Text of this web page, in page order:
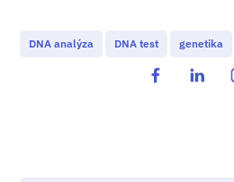
DNA analýza DNA test genetika